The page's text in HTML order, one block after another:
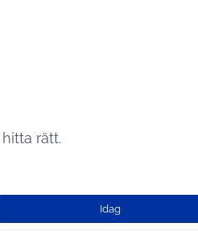
rätt.
Idag